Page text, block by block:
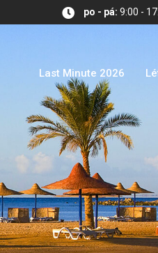
po - pá: 9:00 -
Last Minute 2026